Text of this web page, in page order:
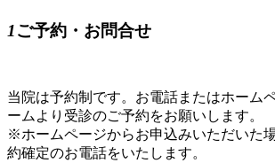
1ご予約・お問合せ
当院は予約制です。お電話またはホーム
ームより受診のご予約をお願いします。
※ホームページからお申込みいただいた
約確定のお電話をいたします。